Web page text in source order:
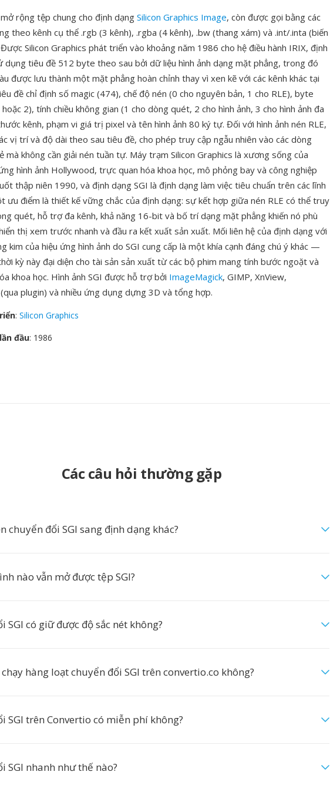
rộng tệp chung cho định dạng Silicon Graphics Image, còn được gọi bằng các
theo kênh cụ thể .rgb (3 kênh), .rgba (4 kênh), .bw (thang xám) và .int/.inta (biến
Silicon Graphics phát triển vào khoảng năm 1986 cho hệ điều hành IRIX, định
dụng tiêu đề 512 byte theo sau bởi dữ liệu hình ảnh dạng mặt phẳng, trong đó
được lưu thành một mặt phẳng hoàn chỉnh thay vì xen kẽ với các kênh khác tại
đề chỉ định số magic (474), chế độ nén (0 cho nguyên bản, 1 cho RLE), byte
2), tính chiều không gian (1 cho dòng quét, 2 cho hình ảnh, 3 cho hình ảnh đa
kênh, phạm vi giá trị pixel và tên hình ảnh 80 ký tự. Đối với hình ảnh nén RLE,
vị trí và độ dài theo sau tiêu đề, cho phép truy cập ngẫu nhiên vào các dòng
mà không cần giải nén tuần tự. Máy trạm Silicon Graphics là xương sống của
hình ảnh Hollywood, trực quan hóa khoa học, mô phỏng bay và công nghiệp
thập niên 1990, và định dạng SGI là định dạng làm việc tiêu chuẩn trên các lĩnh
ưu điểm là thiết kế vững chắc của định dạng: sự kết hợp giữa nén RLE có thể truy
quét, hỗ trợ đa kênh, khả năng 16-bit và bố trí dạng mặt phẳng khiến nó phù
thị xem trước nhanh và đầu ra kết xuất sản xuất. Mối liên hệ của định dạng với
kim của hiệu ứng hình ảnh do SGI cung cấp là một khía cạnh đáng chú ý khác —
kỳ này đại diện cho tài sản sản xuất từ các bộ phim mang tính bước ngoặt và
khoa học. Hình ảnh SGI được hỗ trợ bởi ImageMagick, GIMP, XnView,
plugin) và nhiều ứng dụng dựng 3D và tổng hợp.
: Silicon Graphics
đầu: 1986
Các câu hỏi thường gặp
chuyển đổi SGI sang định dạng khác?
nào vẫn mở được tệp SGI?
SGI có giữ được độ sắc nét không?
hàng loạt chuyển đổi SGI trên convertio.co không?
SGI trên Convertio có miễn phí không?
SGI nhanh như thế nào?